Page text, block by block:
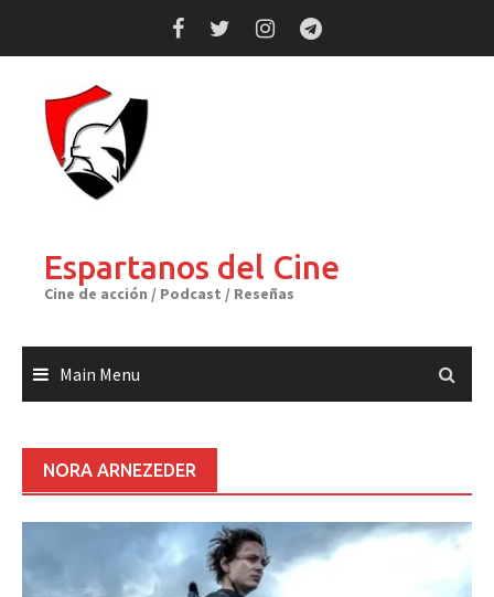
Espartanos del Cine
Cine de acción / Podcast / Reseñas
Main Menu
NORA ARNEZEDER